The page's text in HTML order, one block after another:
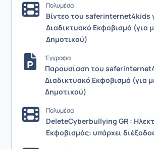
Πολυμέσα
Βίντεο του saferinternet4kids
Διαδικτυακό Εκφοβισμό (για
Δημοτικού)
Έγγραφα
Παρουσίαση του
Διαδικτυακό Εκφοβισμό (για
Δημοτικού)
Πολυμέσα
DeleteCyberbullying GR :
Εκφοβισμός: υπάρχει